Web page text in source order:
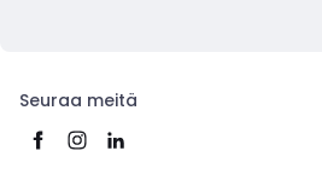
Seuraa meitä